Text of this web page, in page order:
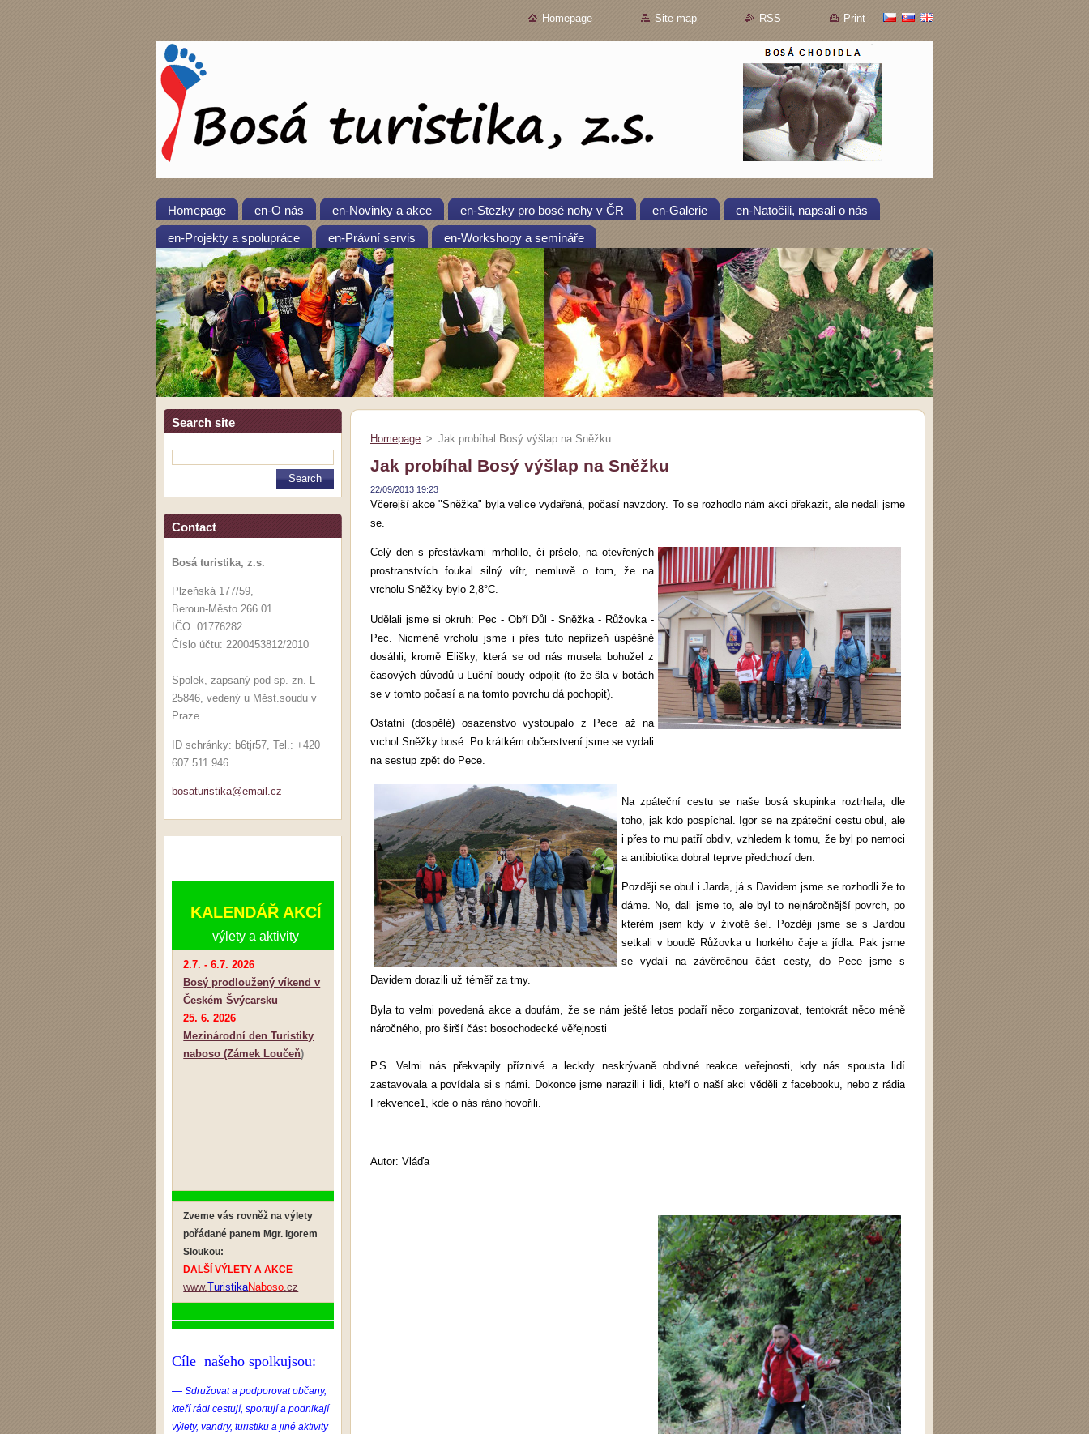
Homepage Site map RSS Print
Homepage en-O nás en-Novinky a akce en-Stezky pro bosé nohy v ČR en-Galerie en-Natočili, napsali o nás
en-Projekty a spolupráce en-Právní servis en-Workshopy a semináře
Search site
Contact
Bosá turistika, z.s.
Plzeňská 177/59,
Beroun-Město 266 01
IČO: 01776282
Číslo účtu: 2200453812/2010
Spolek, zapsaný pod sp. zn. L
25846, vedený u Měst.soudu v
Praze.
ID schránky: b6tjr57, Tel.: +420
607 511 946
bosaturistika@email.cz
KALENDÁŘ AKCÍ
výlety a aktivity
2.7. - 6.7. 2026
Bosý prodloužený víkend v
Českém Švýcarsku
25. 6. 2026
Mezinárodní den Turistiky
naboso (Zámek Loučeň)
Zveme vás rovněž na výlety
pořádané panem Mgr. Igorem
Sloukou:
DALŠÍ VÝLETY A AKCE
www.TuristikaNaboso.cz
Cíle našeho spolkujsou:
— Sdružovat a podporovat občany,
kteří rádi cestují, sportují a podnikají
výlety, vandry, turistiku a jiné aktivity
Homepage > Jak probíhal Bosý výšlap na Sněžku
Jak probíhal Bosý výšlap na Sněžku
22/09/2013 19:23
Včerejší akce "Sněžka" byla velice vydařená, počasí navzdory. To se rozhodlo nám akci překazit, ale nedali jsme
se.
Celý den s přestávkami mrholilo, či pršelo, na otevřených
prostranstvích foukal silný vítr, nemluvě o tom, že na
vrcholu Sněžky bylo 2,8°C.
Udělali jsme si okruh: Pec - Obří Důl - Sněžka - Růžovka -
Pec. Nicméně vrcholu jsme i přes tuto nepřízeň úspěšně
dosáhli, kromě Elišky, která se od nás musela bohužel z
časových důvodů u Luční boudy odpojit (to že šla v botách
se v tomto počasí a na tomto povrchu dá pochopit).
Ostatní (dospělé) osazenstvo vystoupalo z Pece až na
vrchol Sněžky bosé. Po krátkém občerstvení jsme se vydali
na sestup zpět do Pece.
Na zpáteční cestu se naše bosá skupinka roztrhala, dle
toho, jak kdo pospíchal. Igor se na zpáteční cestu obul, ale
i přes to mu patří obdiv, vzhledem k tomu, že byl po nemoci
a antibiotika dobral teprve předchozí den.
Později se obul i Jarda, já s Davidem jsme se rozhodli že to
dáme. No, dali jsme to, ale byl to nejnáročnější povrch, po
kterém jsem kdy v životě šel. Později jsme se s Jardou
setkali v boudě Růžovka u horkého čaje a jídla. Pak jsme
se vydali na závěrečnou část cesty, do Pece jsme s
Davidem dorazili už téměř za tmy.
Byla to velmi povedená akce a doufám, že se nám ještě letos podaří něco zorganizovat, tentokrát něco méně
náročného, pro širší část bosochodecké věřejnosti
P.S. Velmi nás překvapily příznivé a leckdy neskrývaně obdivné reakce veřejnosti, kdy nás spousta lidí
zastavovala a povídala si s námi. Dokonce jsme narazili i lidi, kteří o naší akci věděli z facebooku, nebo z rádia
Frekvence1, kde o nás ráno hovořili.
Autor: Vláďa